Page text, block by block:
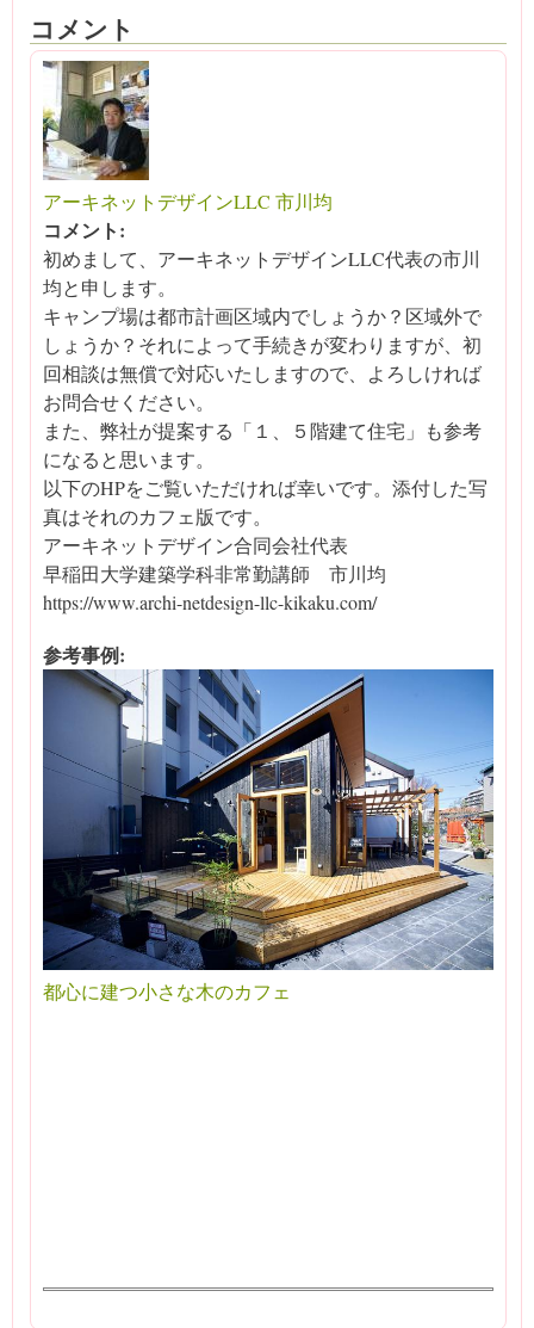
コメント
アーキネットデザインLLC 市川均
コメント:
初めまして、アーキネットデザインLLC代表の市川
均と申します。
キャンプ場は都市計画区域内でしょうか？区域外で
しょうか？それによって手続きが変わりますが、初
回相談は無償で対応いたしますので、よろしければ
お問合せください。
また、弊社が提案する「１、５階建て住宅」も参考
になると思います。
以下のHPをご覧いただければ幸いです。添付した写
真はそれのカフェ版です。
アーキネットデザイン合同会社代表
早稲田大学建築学科非常勤講師 市川均
https://www.archi-netdesign-llc-kikaku.com/
参考事例:
都心に建つ小さな木のカフェ